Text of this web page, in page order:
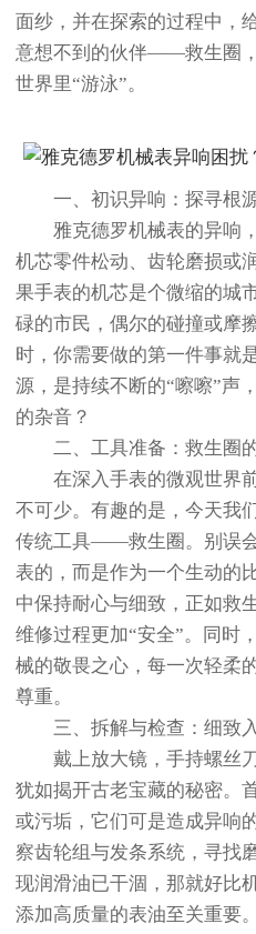
面纱，并在探索的过程中，
意想不到的伙伴——救生圈
世界里“游泳”。
一、初识异响：探寻根
雅克德罗机械表的异响，
机芯零件松动、齿轮磨损或
果手表的机芯是个微缩的城
碌的市民，偶尔的碰撞或摩
时，你需要做的第一件事就
源，是持续不断的“嚓嚓”声
的杂音？
二、工具准备：救生圈
在深入手表的微观世界前
不可少。有趣的是，今天我
传统工具——救生圈。别误
表的，而是作为一个生动的
中保持耐心与细致，正如救
维修过程更加“安全”。同时
械的敬畏之心，每一次轻柔
尊重。
三、拆解与检查：细致
戴上放大镜，手持螺丝刀
犹如揭开古老宝藏的秘密。
或污垢，它们可是造成异响
察齿轮组与发条系统，寻找
现润滑油已干涸，那就好比
添加高质量的表油至关重要。